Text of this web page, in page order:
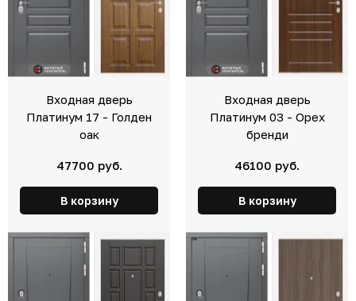
Входная дверь
Платинум 17 - Голден
оак
47700 руб.
В корзину
Входная дверь
Платинум 03 - Орех
бренди
46100 руб.
В корзину